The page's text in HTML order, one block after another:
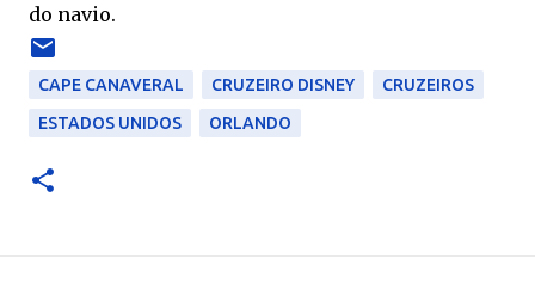
do navio.
CAPE CANAVERAL CRUZEIRO DISNEY
CRUZEIROS
ESTADOS UNIDOS
ORLANDO